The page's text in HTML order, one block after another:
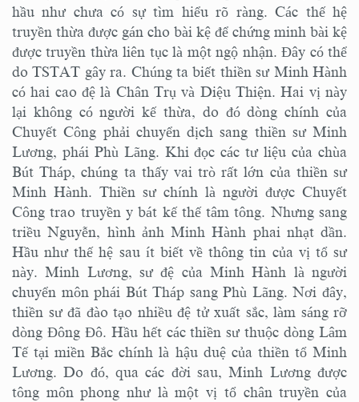
hầu như chưa có sự tìm hiểu rõ ràng. Các thế hệ
truyền thừa được gán cho bài kệ để chứng minh bài kệ
được truyền thừa liên tục là một ngộ nhận. Đây có thể
do TSTAT gây ra. Chúng ta biết thiền sư Minh Hành
có hai cao đệ là Chân Trụ và Diệu Thiện. Hai vị này
lại không có người kế thừa, do đó dòng chính của
Chuyết Công phải chuyển dịch sang thiền sư Minh
Lương, phái Phù Lãng. Khi đọc các tư liệu của chùa
Bút Tháp, chúng ta thấy vai trò rất lớn của thiền sư
Minh Hành. Thiền sư chính là người được Chuyết
Công trao truyền y bát kế thế tâm tông. Nhưng sang
triều Nguyễn, hình ảnh Minh Hành phai nhạt dần.
Hầu như thế hệ sau ít biết về thông tin của vị tổ sư
này. Minh Lương, sư đệ của Minh Hành là người
chuyển môn phái Bút Tháp sang Phù Lãng. Nơi đây,
thiền sư đã đào tạo nhiều đệ tử xuất sắc, làm sáng rỡ
dòng Đông Đô. Hầu hết các thiền sư thuộc dòng Lâm
Tế tại miền Bắc chính là hậu duệ của thiền tổ Minh
Lương. Do đó, qua các đời sau, Minh Lương được
tông môn phong như là một vị tổ chân truyền của